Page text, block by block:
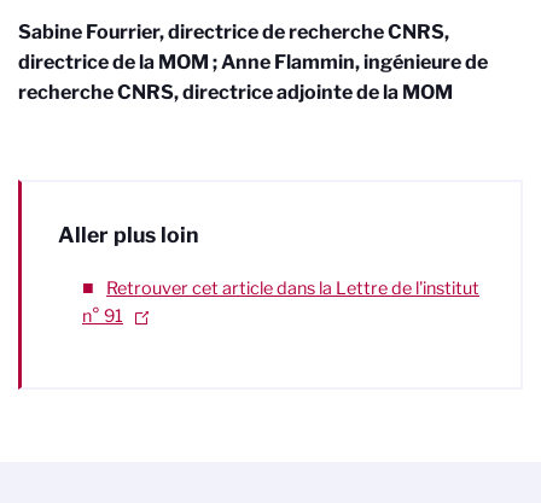
Sabine Fourrier, directrice de recherche CNRS,
directrice de la MOM ; Anne Flammin, ingénieure de
recherche CNRS, directrice adjointe de la MOM
Aller plus loin
Retrouver cet article dans la Lettre de l'institut
n° 91